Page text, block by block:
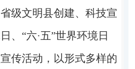
级文明县创建、科技宣
、“六·五”世界环境日
传活动，以形式多样的